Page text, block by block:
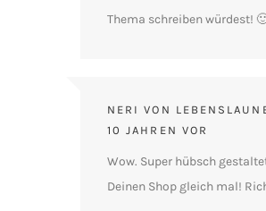
Thema schreiben würdest!
NERI VON
10 JAHREN VOR
Wow. Super hübsch
Deinen Shop gleich mal!